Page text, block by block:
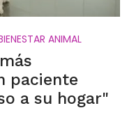
ANIMAL
paciente
a su hogar"